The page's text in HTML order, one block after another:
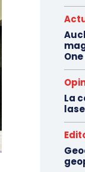
La